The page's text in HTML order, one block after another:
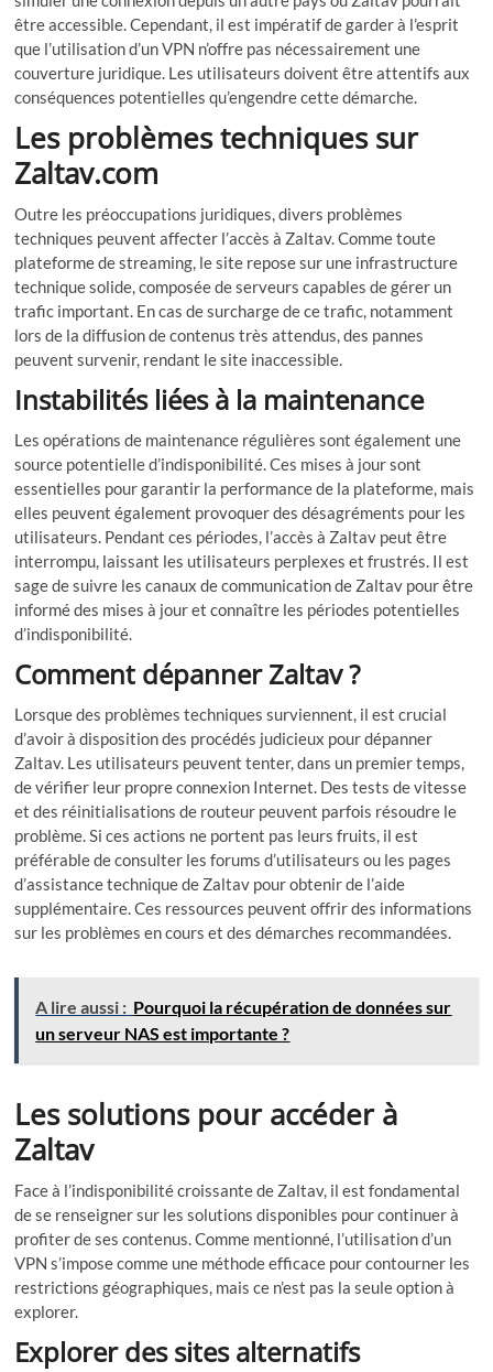
être accessible. Cependant, il est impératif de garder à l’esprit
que l’utilisation d’un VPN n’offre pas nécessairement une
couverture juridique. Les utilisateurs doivent être attentifs aux
conséquences potentielles qu’engendre cette démarche.
Les problèmes techniques sur
Zaltav.com
Outre les préoccupations juridiques, divers problèmes
techniques peuvent affecter l’accès à Zaltav. Comme toute
plateforme de streaming, le site repose sur une infrastructure
technique solide, composée de serveurs capables de gérer un
trafic important. En cas de surcharge de ce trafic, notamment
lors de la diffusion de contenus très attendus, des pannes
peuvent survenir, rendant le site inaccessible.
Instabilités liées à la maintenance
Les opérations de maintenance régulières sont également une
source potentielle d’indisponibilité. Ces mises à jour sont
essentielles pour garantir la performance de la plateforme, mais
elles peuvent également provoquer des désagréments pour les
utilisateurs. Pendant ces périodes, l’accès à Zaltav peut être
interrompu, laissant les utilisateurs perplexes et frustrés. Il est
sage de suivre les canaux de communication de Zaltav pour être
informé des mises à jour et connaître les périodes potentielles
d’indisponibilité.
Comment dépanner Zaltav ?
Lorsque des problèmes techniques surviennent, il est crucial
d’avoir à disposition des procédés judicieux pour dépanner
Zaltav. Les utilisateurs peuvent tenter, dans un premier temps,
de vérifier leur propre connexion Internet. Des tests de vitesse
et des réinitialisations de routeur peuvent parfois résoudre le
problème. Si ces actions ne portent pas leurs fruits, il est
préférable de consulter les forums d’utilisateurs ou les pages
d’assistance technique de Zaltav pour obtenir de l’aide
supplémentaire. Ces ressources peuvent offrir des informations
sur les problèmes en cours et des démarches recommandées.
A lire aussi : Pourquoi la récupération de données sur
un serveur NAS est importante ?
Les solutions pour accéder à
Zaltav
Face à l’indisponibilité croissante de Zaltav, il est fondamental
de se renseigner sur les solutions disponibles pour continuer à
profiter de ses contenus. Comme mentionné, l’utilisation d’un
VPN s’impose comme une méthode efficace pour contourner les
restrictions géographiques, mais ce n’est pas la seule option à
explorer.
Explorer des sites alternatifs